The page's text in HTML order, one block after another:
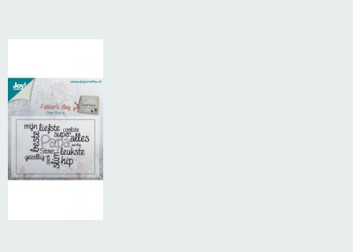
Andere
Boeken en magazines
Dies om te stansen
DVD-CD
Mijn account
Info